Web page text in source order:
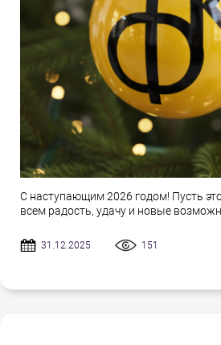
С наступающим 2026 годом! Пусть
всем радость, удачу и новые
31.12.2025 151